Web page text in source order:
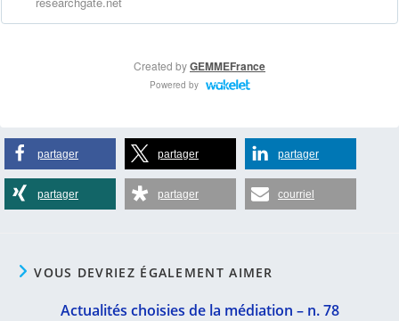
partager partager partager
partager partager courriel
VOUS DEVRIEZ ÉGALEMENT AIMER
Actualités choisies de la médiation – n. 78